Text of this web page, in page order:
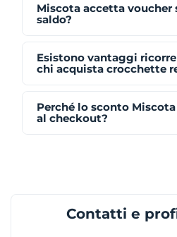
Miscota accetta
saldo?
Esistono vantaggi
chi acquista crocchette
Perché lo sconto
al checkout?
Contatti e